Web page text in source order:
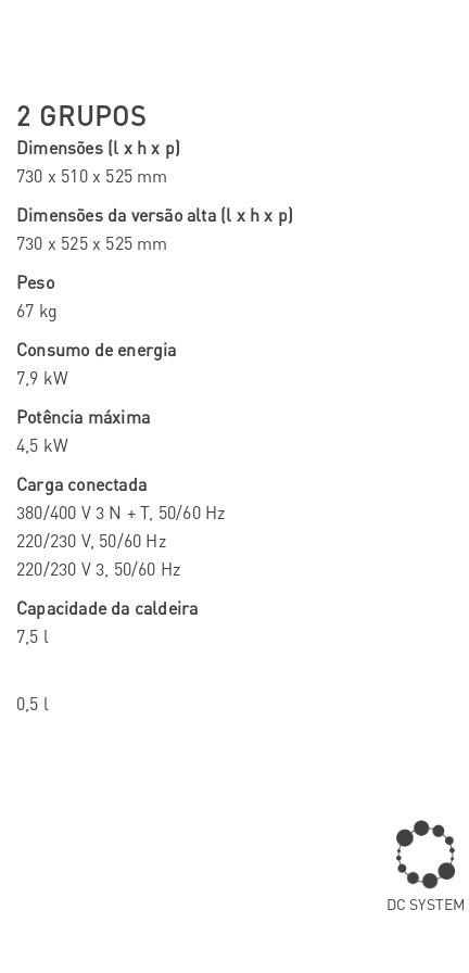
2 GRUPOS
Dimensões (l x h x p)
730 x 510 x 525 mm
Dimensões da versão alta (l x h x p)
730 x 525 x 525 mm
Peso
67 kg
Consumo de energia
7,9 kW
Potência máxima
4,5 kW
Carga conectada
380/400 V 3 N + T, 50/60 Hz
220/230 V, 50/60 Hz
220/230 V 3, 50/60 Hz
Capacidade da caldeira
7,5 l
0,5 l
DC SYSTEM